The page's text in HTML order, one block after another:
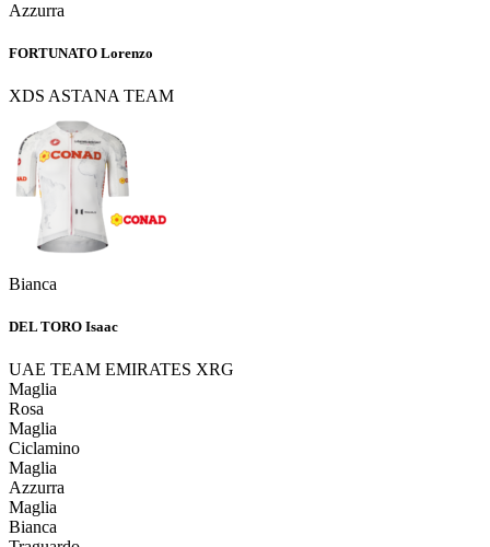
Azzurra
FORTUNATO Lorenzo
XDS ASTANA TEAM
Bianca
DEL TORO Isaac
UAE TEAM EMIRATES XRG
Maglia
Rosa
Maglia
Ciclamino
Maglia
Azzurra
Maglia
Bianca